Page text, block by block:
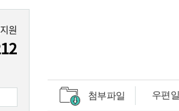
첨부파일 우편